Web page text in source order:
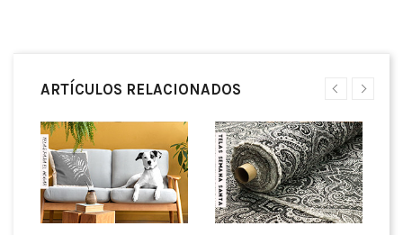
ARTÍCULOS RELACIONADOS